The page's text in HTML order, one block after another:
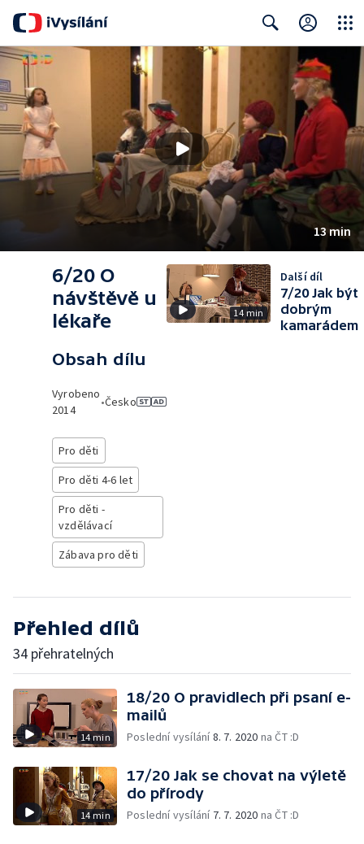
13 min
6/20 O
návštěvě u
lékaře
Obsah dílu
Vyrobeno
2014
•Česko
Pro děti
Pro děti 4-6 let
Pro děti -
vzdělávací
Zábava pro děti
14 min
Další díl
7/20 Jak být
dobrým
kamarádem
Přehled dílů
34 přehratelných
14 min
18/20 O pravidlech při psaní e-
mailů
Poslední vysílání8. 7. 2020 na ČT :D
14 min
17/20 Jak se chovat na výletě
do přírody
Poslední vysílání 7. 7. 2020 na ČT :D